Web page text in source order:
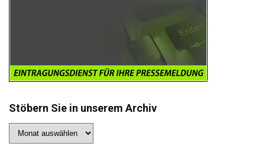
Stöbern Sie in unserem Archiv
Sie